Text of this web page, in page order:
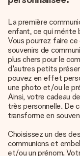
La première
enfant, ce qui mérite
Vous pourrez faire
souvenirs de
plus chers pour le
d'autres petits
pouvez en effet
une photo et/ou le
Ainsi, votre cadeau
très personnelle. De
transforme en
Choisissez un des
communions et
et/ou un prénom.